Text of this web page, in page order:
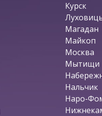
Курск
Магадан
Майкоп
Москва
Мытищи
Нальчик
Наро-